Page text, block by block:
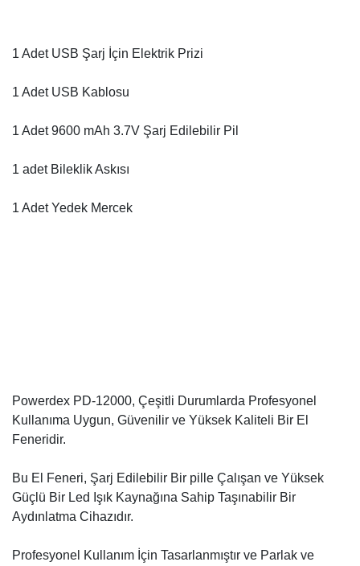
1 Adet USB Şarj İçin Elektrik Prizi
1 Adet USB Kablosu
1 Adet 9600 mAh 3.7V Şarj Edilebilir Pil
1 adet Bileklik Askısı
1 Adet Yedek Mercek
Powerdex PD-12000, Çeşitli Durumlarda Profesyonel
Kullanıma Uygun, Güvenilir ve Yüksek Kaliteli Bir El
Feneridir.
Bu El Feneri, Şarj Edilebilir Bir pille Çalışan ve Yüksek
Güçlü Bir Led Işık Kaynağına Sahip Taşınabilir Bir
Aydınlatma Cihazıdır.
Profesyonel Kullanım İçin Tasarlanmıştır ve Parlak ve